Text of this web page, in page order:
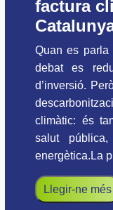
factura
Quan es parla
debat es
d’inversió.
climàtic: és
salut
energètica.La
Llegir-ne més